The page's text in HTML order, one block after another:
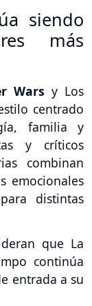
siendo
más
Wars y Los
centrado
familia y
y críticos
combinan
emocionales
distintas
que La
continúa
entrada a su